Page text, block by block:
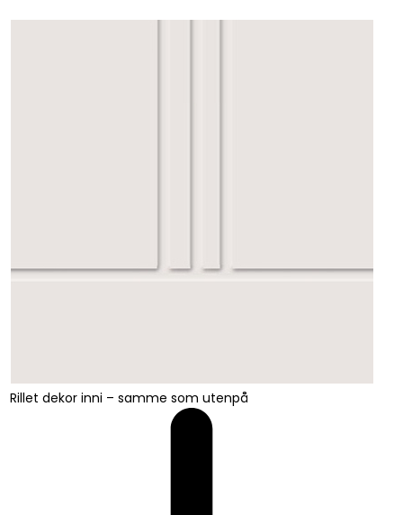
Rillet dekor inni – samme som utenpå